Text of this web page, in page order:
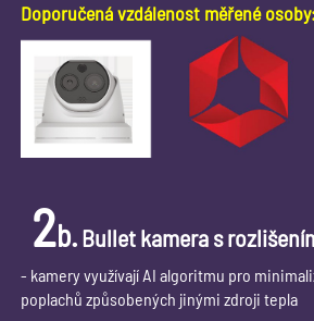
Doporučená vzdálenost měřené
2b.Bullet kamera s
- kamery využívají AI algoritmu pro
poplachů způsobených jinými zdroji tepla